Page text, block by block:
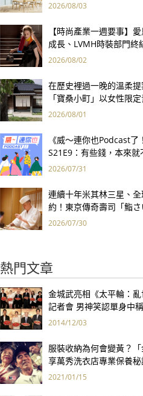
2026/08/03
【時尚產業一週要事】
成長、LVMH時裝部門終
Kering轉型策略初現成效
2026/08/02
在歷史裡過一晚的溫柔
「寶桑小町」以女性限
台東老屋記憶
2026/08/01
《威～連你也Podcast了
S21E9：有些錢，本來就
賺的——讀《一個投機者
2026/07/31
連續十年米其林三星、
約！東京傳奇壽司「鮨さ
為何破例首度來台？
2026/07/30
熱門文章
金城武亮相《太平輪：亂
記者會 男神笑認單身中
「神秘」
2014/12/03
服裝收納為何會變黃？
享萬秀洗衣店專業保養
2021/01/15